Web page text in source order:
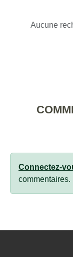
Aucune
Connectez-
commentaires.